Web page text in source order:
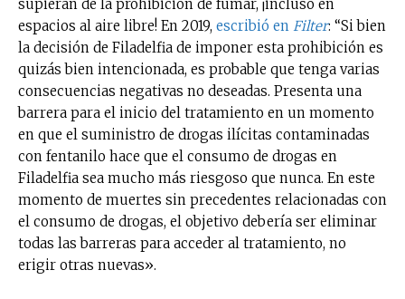
supieran de la prohibición de fumar, ¡incluso en
espacios al aire libre! En 2019, escribió en Filter: “Si bien
la decisión de Filadelfia de imponer esta prohibición es
quizás bien intencionada, es probable que tenga varias
consecuencias negativas no deseadas. Presenta una
barrera para el inicio del tratamiento en un momento
en que el suministro de drogas ilícitas contaminadas
con fentanilo hace que el consumo de drogas en
Filadelfia sea mucho más riesgoso que nunca. En este
momento de muertes sin precedentes relacionadas con
el consumo de drogas, el objetivo debería ser eliminar
todas las barreras para acceder al tratamiento, no
erigir otras nuevas».